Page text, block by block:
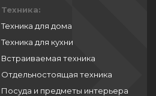
Техника:
Техника для дома
Техника для кухни
Встраиваемая техника
Отдельностоящая техника
Посуда и предметы интерьера